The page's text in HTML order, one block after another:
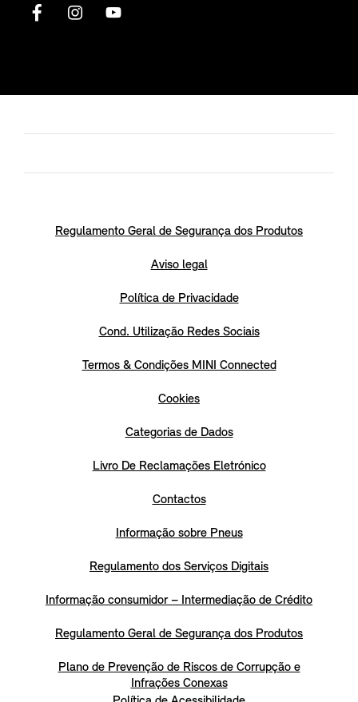
Regulamento Geral de Segurança dos Produtos
Aviso legal
Política de Privacidade
Cond. Utilização Redes Sociais
Termos & Condições MINI Connected
Cookies
Categorias de Dados
Livro De Reclamações Eletrónico
Contactos
Informação sobre Pneus
Regulamento dos Serviços Digitais
Informação consumidor – Intermediação de Crédito
Regulamento Geral de Segurança dos Produtos
Plano de Prevenção de Riscos de Corrupção e
Infrações Conexas